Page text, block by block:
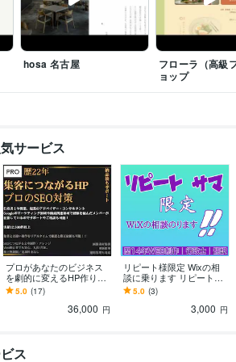
webクリエイター能力エキスパート級
検定1級
hosa 名古屋
フローラ（高級
ョップ
サービス
プロがあなたのビジネス
を劇的に変えるHP作りま
す プロが分析して強いSE
O！集客に強い！ホームペ
5.0 (17)
36,000 円
リピート様限定 Wixの相
談に乗ります リピート様
限定 通常より低価格で相
談乗ります
5.0 (3)
3,000 円
ス